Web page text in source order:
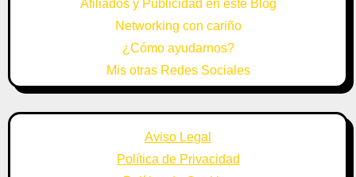
Afiliados y Publicidad en este Blog
Networking con cariño
¿Cómo ayudarnos?
Mis otras Redes Sociales
Aviso Legal
Política de Privacidad